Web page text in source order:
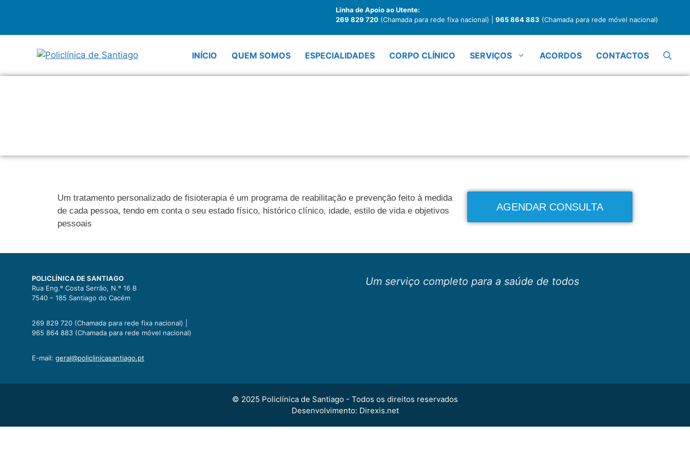
Linha de Apoio ao Utente:
269 829 720 (Chamada para rede fixa nacional) | 965 864 883 (Chamada para rede móvel nacional)
INÍCIO QUEM SOMOS ESPECIALIDADES CORPO CLÍNICO SERVIÇOS ACORDOS CONTACTOS
Um tratamento personalizado de fisioterapia é um programa de reabilitação e prevenção feito à medida
de cada pessoa, tendo em conta o seu estado físico, histórico clínico, idade, estilo de vida e objetivos
pessoais
AGENDAR CONSULTA
POLICLÍNICA DE SANTIAGO
Rua Eng.º Costa Serrão, N.º 16 B
7540 – 185 Santiago do Cacém
269 829 720 (Chamada para rede fixa nacional) |
965 864 883 (Chamada para rede móvel nacional)
E-mail: geral@policlinicasantiago.pt
Um serviço completo para a saúde de todos
© 2025 Policlínica de Santiago - Todos os direitos reservados
Desenvolvimento: Direxis.net